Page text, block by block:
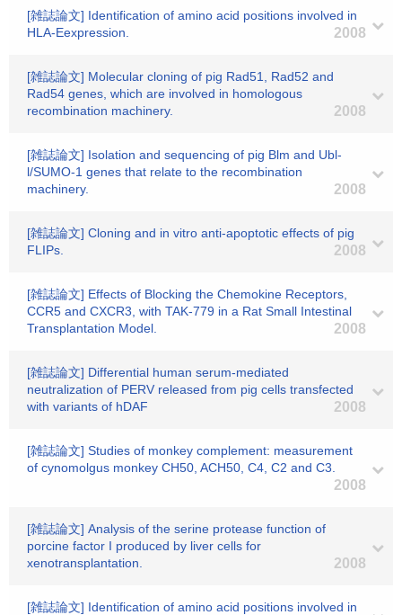
[雑誌論文] Identification of amino acid positions involved in
HLA-Eexpression.
2008
[雑誌論文] Molecular cloning of pig Rad51, Rad52 and
Rad54 genes, which are involved in homologous
recombination machinery.
2008
[雑誌論文] Isolation and sequencing of pig Blm and Ubl-
l/SUMO-1 genes that relate to the recombination
machinery.
2008
[雑誌論文] Cloning and in vitro anti-apoptotic effects of pig
FLIPs.
2008
[雑誌論文] Effects of Blocking the Chemokine Receptors,
CCR5 and CXCR3, with TAK-779 in a Rat Small Intestinal
Transplantation Model.
2008
[雑誌論文] Differential human serum-mediated
neutralization of PERV released from pig cells transfected
with variants of hDAF
2008
[雑誌論文] Studies of monkey complement: measurement
of cynomolgus monkey CH50, ACH50, C4, C2 and C3.
2008
[雑誌論文] Analysis of the serine protease function of
porcine factor I produced by liver cells for
xenotransplantation.
2008
[雑誌論文] Identification of amino acid positions involved in